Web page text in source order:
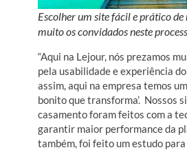
Escolher um site fácil e prático
muito os convidados neste
“Aqui na Lejour, nós prezamos
pela usabilidade e experiência
assim, aqui na empresa temos
bonito que transforma’. Nossos
casamento foram feitos com a
garantir maior performance da
também, foi feito um estudo